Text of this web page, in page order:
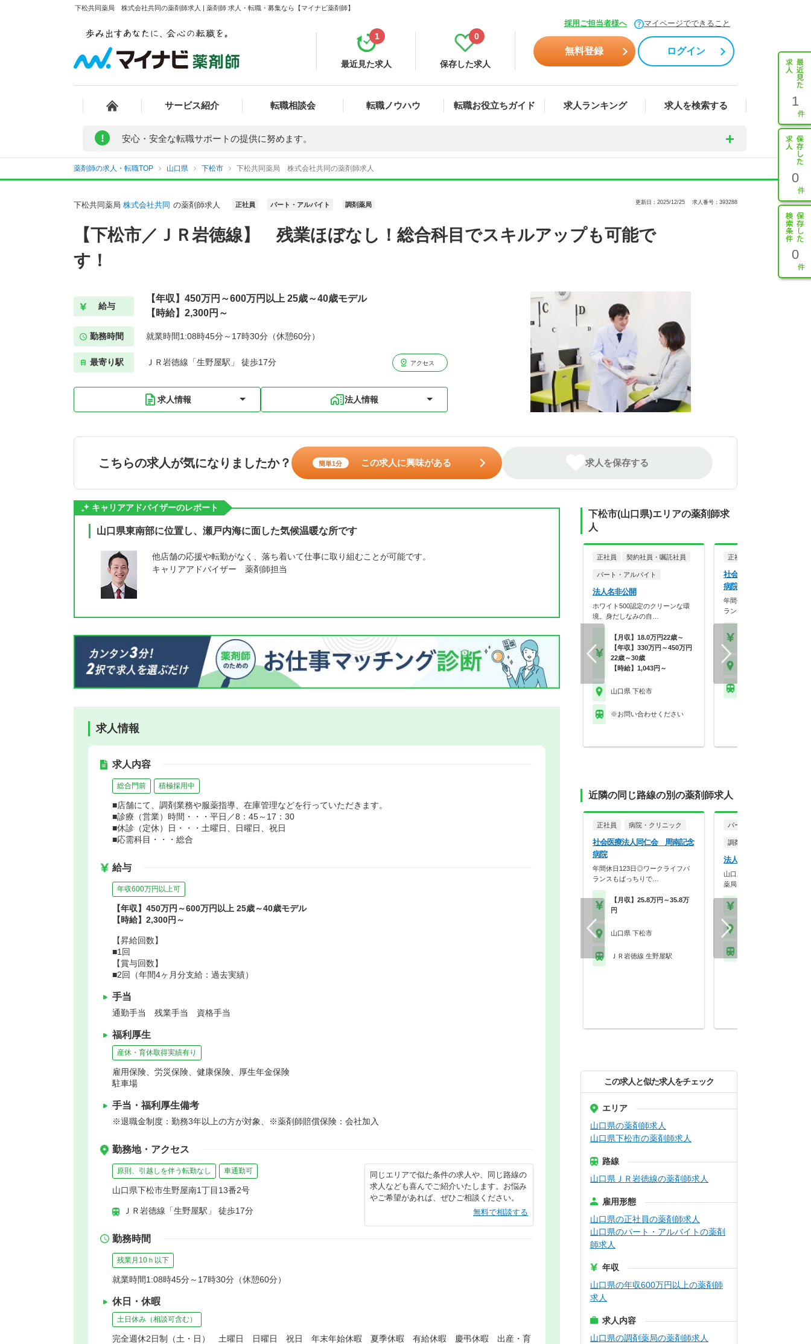
下松共同薬局 株式会社共同の薬剤師求人 | 薬剤師 求人・転職・募集なら【マイナビ薬剤師】
採用ご担当者様へ マイページでできること
最近見た求人
1
保存した求人
0
無料登録 ログイン
サービス紹介 転職相談会 転職ノウハウ 転職お役立ちガイド 求人ランキング 求人を検索する 1
0
0
! 安心・安全な転職サポートの提供に努めます。
薬剤師の求人・転職TOP 山口県 下松市 下松共同薬局 株式会社共同の薬剤師求人
下松共同薬局 株式会社共同 の薬剤師求人 正社員 パート・アルバイト 調剤薬局 更新日：2025/12/25 求人番号：393288
【下松市／ＪＲ岩徳線】 残業ほぼなし！総合科目でスキルアップも可能で
す！
給与
【年収】450万円～600万円以上 25歳～40歳モデル
【時給】2,300円～
勤務時間 就業時間1:08時45分～17時30分（休憩60分）
最寄り駅 ＪＲ岩徳線「生野屋駅」 徒歩17分 アクセス
求人情報 法人情報
こちらの求人が気になりましたか？ 簡単1分 この求人に興味がある 求人を保存する
キャリアアドバイザーのレポート
山口県東南部に位置し、瀬戸内海に面した気候温暖な所です
他店舗の応援や転勤がなく、落ち着いて仕事に取り組むことが可能です。
キャリアアドバイザー 薬剤師担当
求人情報
求人内容
総合門前 積極採用中
■店舗にて、調剤業務や服薬指導、在庫管理などを行っていただきます。
■診療（営業）時間・・・平日／8：45～17：30
■休診（定休）日・・・土曜日、日曜日、祝日
■応需科目・・・総合
給与
年収600万円以上可
【年収】450万円～600万円以上 25歳～40歳モデル
【時給】2,300円～
【昇給回数】
■1回
【賞与回数】
■2回（年間4ヶ月分支給：過去実績）
手当
通勤手当 残業手当 資格手当
福利厚生
産休・育休取得実績有り
雇用保険、労災保険、健康保険、厚生年金保険
駐車場
手当・福利厚生備考
※退職金制度：勤務3年以上の方が対象、※薬剤師賠償保険：会社加入
勤務地・アクセス
原則、引越しを伴う転勤なし 車通勤可
山口県下松市生野屋南1丁目13番2号
ＪＲ岩徳線「生野屋駅」 徒歩17分
同じエリアで似た条件の求人や、同じ路線の
求人なども喜んでご紹介いたします。お悩み
やご希望があれば、ぜひご相談ください。
無料で相談する
勤務時間
残業月10ｈ以下
就業時間1:08時45分～17時30分（休憩60分）
休日・休暇
土日休み（相談可含む）
完全週休2日制（土・日） 土曜日 日曜日 祝日 年末年始休暇 夏季休暇 有給休暇 慶弔休暇 出産・育
下松市(山口県)エリアの薬剤師求
人
正社員 契約社員・嘱託社員
パート・アルバイト
法人名非公開
ホワイト500認定のクリーンな環
境。身だしなみの自…
【月収】18.0万円22歳～
【年収】330万円～450万円
22歳～30歳
【時給】1,043円～
山口県 下松市
※お問い合わせください
正社員
社会医療法人同仁会 周
病院
年間休日123日◎ワークライ
ランスもばっちりで…
近隣の同じ路線の別の薬剤師求人
正社員 病院・クリニック
社会医療法人同仁会 周南記念
病院
年間休日123日◎ワークライフバ
ランスもばっちりで…
【月収】25.8万円～35.8万
円
山口県 下松市
ＪＲ岩徳線 生野屋駅
パート・アルバイト
調剤薬局
法人名非公開
山口県に7店舗展開している
薬局です！地域密着型…
この求人と似た求人をチェック
エリア
山口県の薬剤師求人
山口県下松市の薬剤師求人
路線
山口県ＪＲ岩徳線の薬剤師求人
雇用形態
山口県の正社員の薬剤師求人
山口県のパート・アルバイトの薬剤
師求人
年収
山口県の年収600万円以上の薬剤師
求人
求人内容
山口県の調剤薬局の薬剤師求人